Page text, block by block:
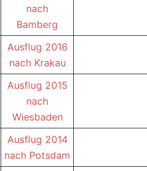
nach
Bamberg
Ausflug 2016
nach Krakau
Ausflug 2015
nach
Wiesbaden
Ausflug 2014
nach Potsdam